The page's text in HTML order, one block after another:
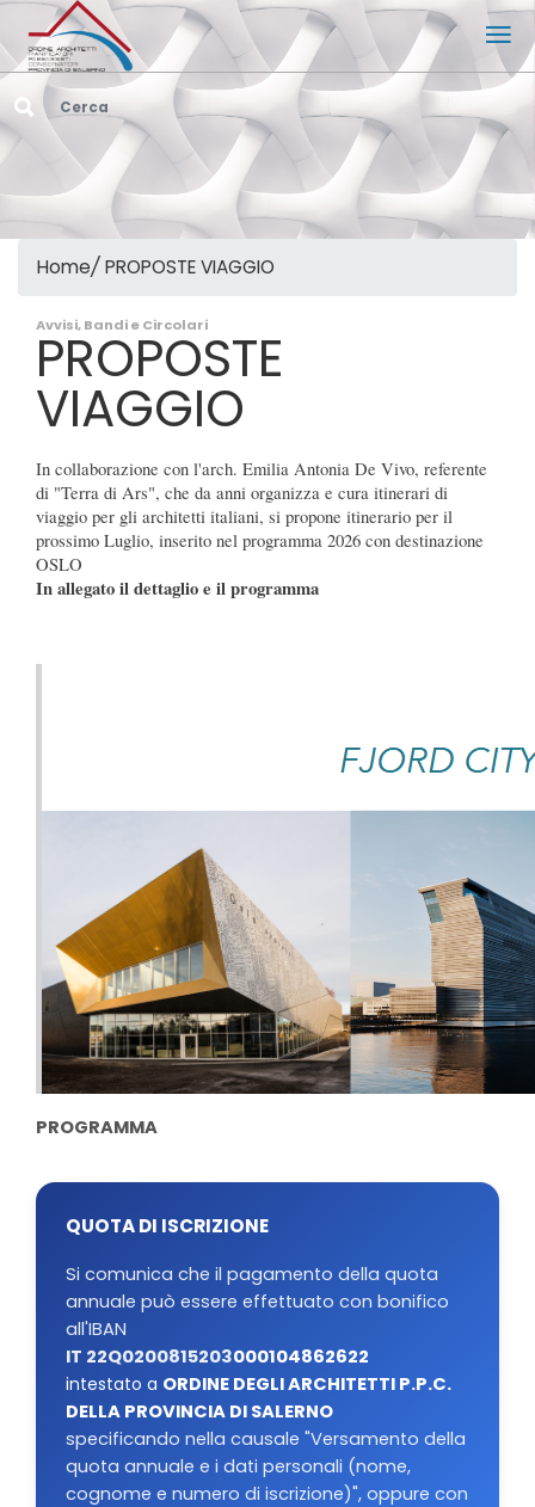
Home/PROPOSTE VIAGGIO
Avvisi, Bandi e Circolari
PROPOSTE
VIAGGIO
In collaborazione con l'arch. Emilia Antonia De Vivo, referente
di "Terra di Ars", che da anni organizza e cura itinerari di
viaggio per gli architetti italiani, si propone itinerario per il
prossimo Luglio, inserito nel programma 2026 con destinazione
OSLO
In allegato il dettaglio e il programma
PROGRAMMA
QUOTA DI ISCRIZIONE
Si comunica che il pagamento della quota
annuale può essere effettuato con bonifico
all'IBAN
IT 22Q0200815203000104862622
intestato a ORDINE DEGLI ARCHITETTI P.P.C.
DELLA PROVINCIA DI SALERNO
specificando nella causale "Versamento della
quota annuale e i dati personali (nome,
cognome e numero di iscrizione)", oppure con